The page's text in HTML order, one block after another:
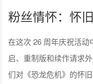
粉丝情怀：怀
在这次 26 周年庆祝活
启、重制版和续作请求
们对《恐龙危机》的怀